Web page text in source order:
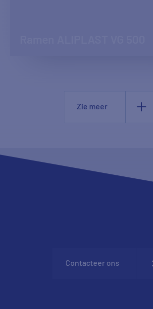
Zie meer
Contacteer ons